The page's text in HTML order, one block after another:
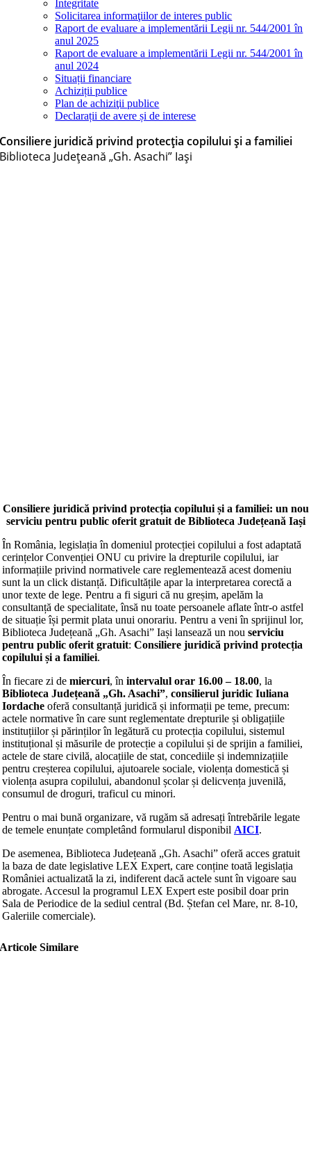
Integritate
Solicitarea informaţiilor de interes public
Raport de evaluare a implementării Legii nr. 544/2001 în
anul 2025
Raport de evaluare a implementării Legii nr. 544/2001 în
anul 2024
Situații financiare
Achiziții publice
Plan de achiziţii publice
Declarații de avere și de interese
Consiliere juridică privind protecția copilului și a familiei
Biblioteca Judeţeană „Gh. Asachi” Iaşi
Consiliere juridică privind protecția copilului și a familiei: un nou
serviciu pentru public oferit gratuit de Biblioteca Județeană Iași
În România, legislația în domeniul protecției copilului a fost adaptată
cerințelor Convenției ONU cu privire la drepturile copilului, iar
informațiile privind normativele care reglementează acest domeniu
sunt la un click distanță. Dificultățile apar la interpretarea corectă a
unor texte de lege. Pentru a fi siguri că nu greșim, apelăm la
consultanță de specialitate, însă nu toate persoanele aflate într-o astfel
de situație își permit plata unui onorariu. Pentru a veni în sprijinul lor,
Biblioteca Județeană „Gh. Asachi” Iași lansează un nou serviciu
pentru public oferit gratuit: Consiliere juridică privind protecția
copilului și a familiei.
În fiecare zi de miercuri, în intervalul orar 16.00 – 18.00, la
Biblioteca Județeană „Gh. Asachi”, consilierul juridic Iuliana
Iordache oferă consultanță juridică și informații pe teme, precum:
actele normative în care sunt reglementate drepturile și obligațiile
instituțiilor și părinților în legătură cu protecția copilului, sistemul
instituțional și măsurile de protecție a copilului și de sprijin a familiei,
actele de stare civilă, alocațiile de stat, concediile și indemnizațiile
pentru creșterea copilului, ajutoarele sociale, violența domestică și
violența asupra copilului, abandonul școlar și delicvența juvenilă,
consumul de droguri, traficul cu minori.
Pentru o mai bună organizare, vă rugăm să adresați întrebările legate
de temele enunțate completând formularul disponibil AICI.
De asemenea, Biblioteca Județeană „Gh. Asachi” oferă acces gratuit
la baza de date legislative LEX Expert, care conține toată legislația
României actualizată la zi, indiferent dacă actele sunt în vigoare sau
abrogate. Accesul la programul LEX Expert este posibil doar prin
Sala de Periodice de la sediul central (Bd. Ștefan cel Mare, nr. 8-10,
Galeriile comerciale).
Articole Similare